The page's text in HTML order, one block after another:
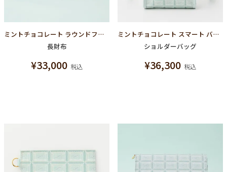
ミントチョコレート ラウンドファスナーウォレット（財布）
長財布
¥33,000 税込
ミントチョコレート スマート バッグ
ショルダーバッグ
¥36,300 税込